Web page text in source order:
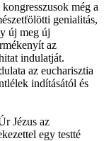
még a
genialitás,
új meg új
az
indulatját.
az eucharisztia
indításától és
Jézus az
egy testté